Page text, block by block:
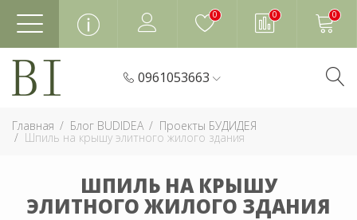
0 0 0
0961053663
Главная Блог BUDIDEA Проекты БУДИДЕЯ
Шпиль на крышу элитного жилого здания
ШПИЛЬ НА КРЫШУ
ЭЛИТНОГО ЖИЛОГО ЗДАНИЯ